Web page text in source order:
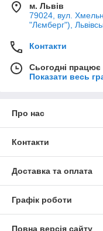
м. Львів
79024, вул.
"Лємберг"),
Контакти
Сьогодні працює
Показати весь
Про нас
Контакти
Доставка та оплата
Графік роботи
Повна версія сайту